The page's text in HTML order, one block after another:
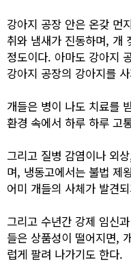
강아지 공장 안은 온갖 먼
취와 냄새가 진동하며, 개
정도이다. 아마도 강아지
강아지 공장의 강아지를
개들은 병이 나도 치료를
환경 속에서 하루 하루 고
그리고 질병 감염이나 외
며, 냉동고에서는 불법 제
어미 개들의 사체가 발견
그리고 수년간 강제 임신
들은 상품성이 떨어지면,
럽게 팔려 나가기도 한다.